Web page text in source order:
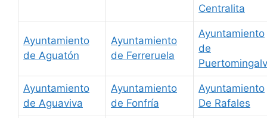
Centralita
Ayuntamiento
de Aguatón
Ayuntamiento
de Ferreruela
Ayuntamiento
de
Ayuntamiento
de Aguaviva
Ayuntamiento
de Fonfría
Ayuntamiento
De Rafales